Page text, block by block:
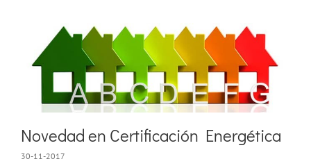
Novedad en Certificación Energética
30-11-2017